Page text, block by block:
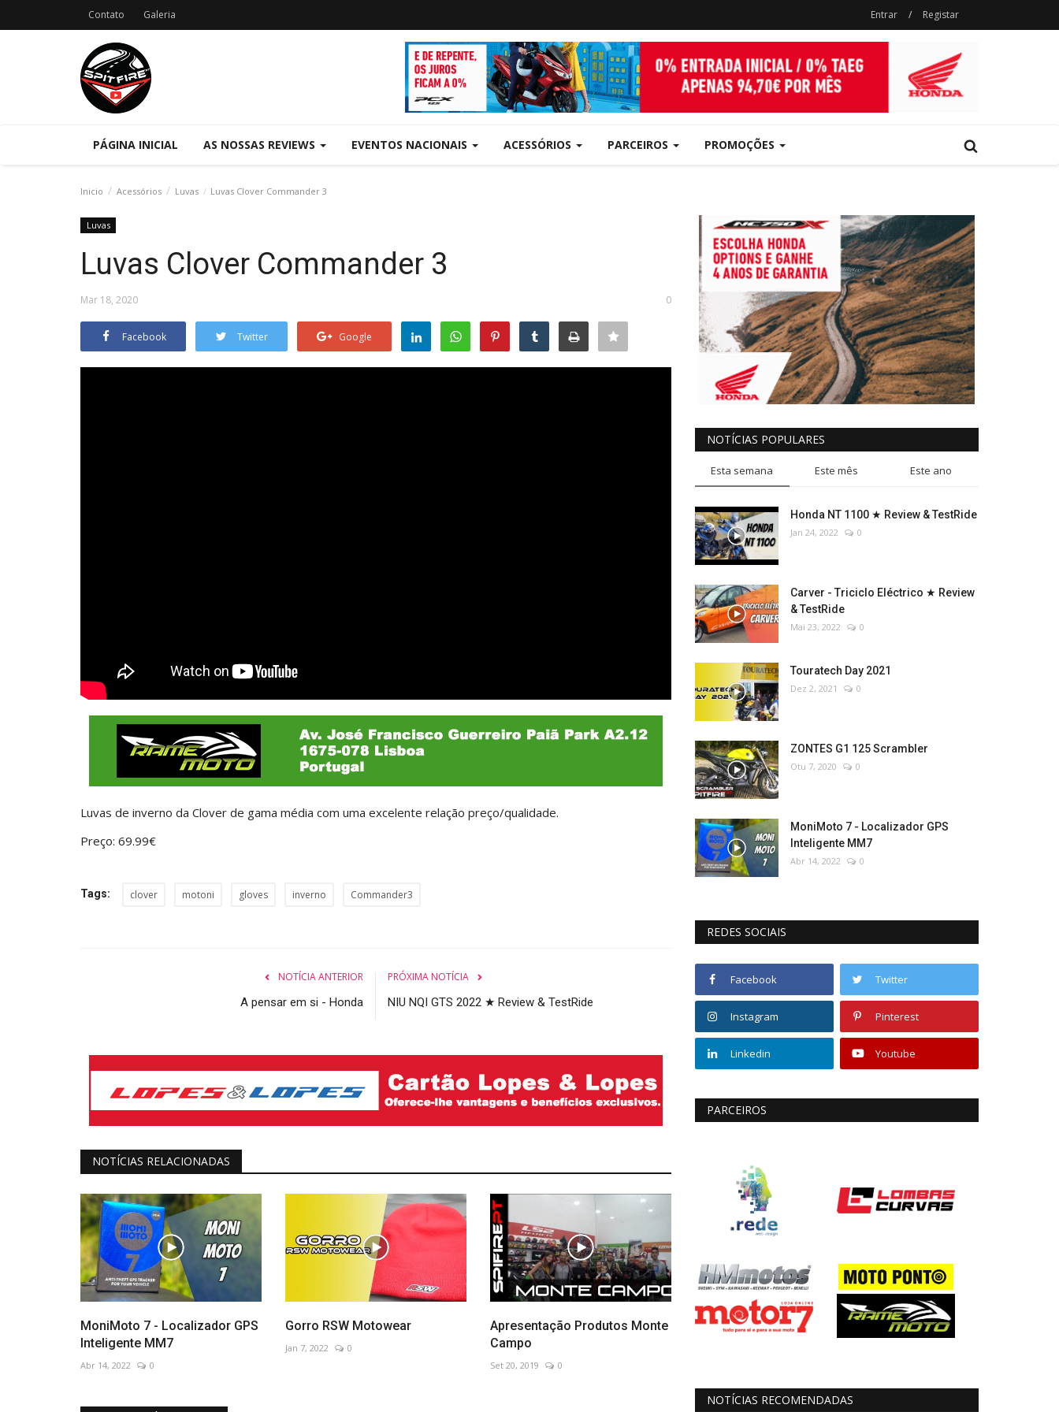
Contato Galeria Entrar / Registar
PÁGINA INICIAL AS NOSSAS REVIEWS EVENTOS NACIONAIS ACESSÓRIOS PARCEIROS PROMOÇÕES
Inicio Acessórios Luvas Luvas Clover Commander 3
Luvas
Luvas Clover Commander 3
Mar 18, 2020 0
Facebook Twitter Google
Luvas de inverno da Clover de gama média com uma excelente relação preço/qualidade.
Preço: 69.99€
Tags: clover motoni gloves inverno Commander3
NOTÍCIA ANTERIOR
A pensar em si - Honda
PRÓXIMA NOTÍCIA
NIU NQI GTS 2022 ★ Review & TestRide
NOTÍCIAS RELACIONADAS
MoniMoto 7 - Localizador GPS
Inteligente MM7
Abr 14, 2022 0
Gorro RSW Motowear
Jan 7, 2022 0
Apresentação Produtos Monte
Campo
Set 20, 2019 0
NOTÍCIAS POPULARES
Esta semana Este mês Este ano
Honda NT 1100 ★ Review & TestRide
Jan 24, 2022 0
Carver - Triciclo Eléctrico ★ Review
& TestRide
Mai 23, 2022 0
Touratech Day 2021
Dez 2, 2021 0
ZONTES G1 125 Scrambler
Otu 7, 2020 0
MoniMoto 7 - Localizador GPS
Inteligente MM7
Abr 14, 2022 0
REDES SOCIAIS
Facebook Twitter
Instagram Pinterest
Linkedin Youtube
PARCEIROS
NOTÍCIAS RECOMENDADAS